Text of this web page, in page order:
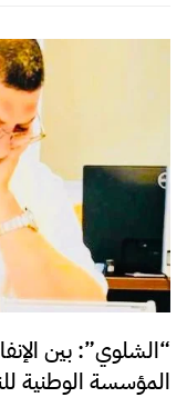
“الشلوي”: بين
المؤسسة الوطنية